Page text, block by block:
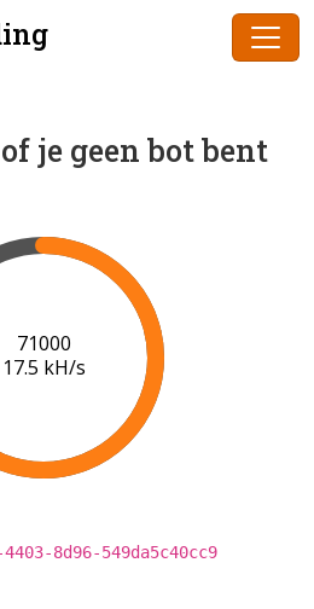
je geen bot bent
73000
17.6 kH/s
8d96-549da5c40cc9